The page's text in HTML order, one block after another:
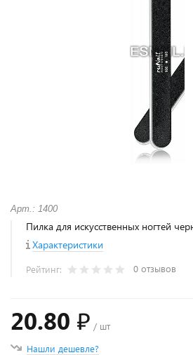
Арт.: 1400
Пилка для искусственных ногтей
Характеристики
Рейтинг: 0 отзывов
20.80 ₽ / шт
Нашли дешевле?